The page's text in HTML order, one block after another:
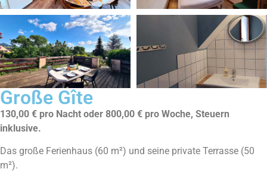
Große Gîte
130,00 € pro Nacht oder 800,00 € pro Woche, Steuern
inklusive.
Das große Ferienhaus (60 m²) und seine private Terrasse (50
m²).